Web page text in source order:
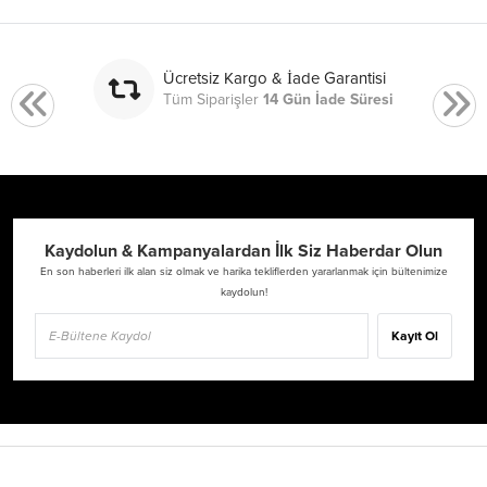
Ücretsiz Kargo & İade Garantisi
Tüm Siparişler14 Gün İade Süresi
Kaydolun & Kampanyalardan İlk Siz Haberdar Olun
En son haberleri ilk alan siz olmak ve harika tekliflerden yararlanmak için bültenimize
kaydolun!
Kayıt Ol